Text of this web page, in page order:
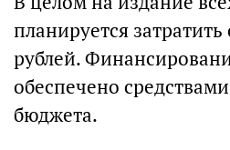
планируется
рублей.
обеспечено
бюджета.